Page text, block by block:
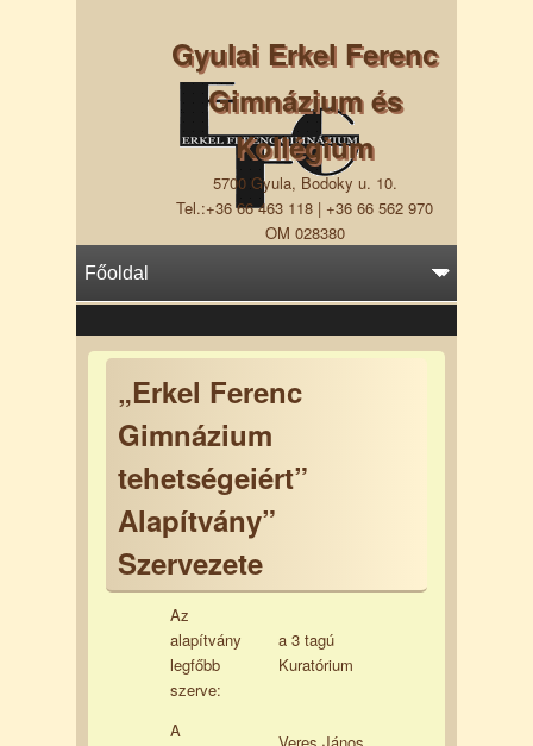
Gyulai Erkel Ferenc
Gimnázium és
Kollégium
5700 Gyula, Bodoky u. 10.
Tel.:+36 66 463 118 | +36 66 562 970
OM 028380
„Erkel Ferenc
Gimnázium
tehetségeiért”
Alapítvány”
Szervezete
Az
alapítvány
legfőbb
szerve:
a 3 tagú
Kuratórium
A